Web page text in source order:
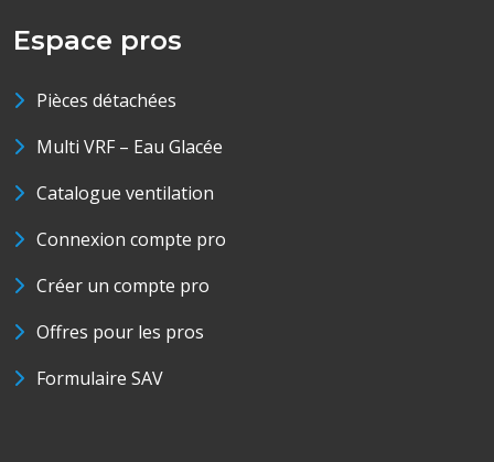
Espace pros
Pièces détachées
Multi VRF – Eau Glacée
Catalogue ventilation
Connexion compte pro
Créer un compte pro
Offres pour les pros
Formulaire SAV